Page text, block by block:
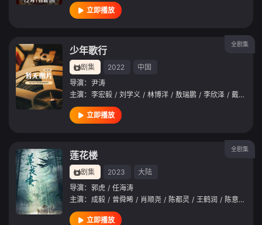
立即播放
全剧集
少年歌行
剧集 2022
中国
导演： 尹涛
主演： 李宏毅 / 刘学义 / 林博洋 / 敖瑞鹏 / 李欣泽 / 戴燕妮
立即播放
全剧集
莲花楼
剧集 2023
大陆
导演： 郭虎 / 任海涛
主演： 成毅 / 曾舜晞 / 肖顺尧 / 陈都灵 / 王鹤润 / 陈意涵
立即播放